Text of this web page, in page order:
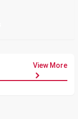
View More